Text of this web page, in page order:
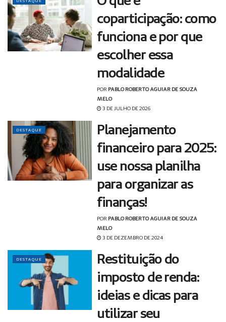
coparticipação: como
funciona e por que
escolher essa
modalidade
POR PABLO ROBERTO AGUIAR DE SOUZA
MELO
3 DE JULHO DE 2026
DESTAQUE
Planejamento
financeiro para 2025:
use nossa planilha
para organizar as
finanças!
POR PABLO ROBERTO AGUIAR DE SOUZA
MELO
3 DE DEZEMBRO DE 2024
DESTAQUE
Restituição do
imposto de renda:
ideias e dicas para
utilizar seu